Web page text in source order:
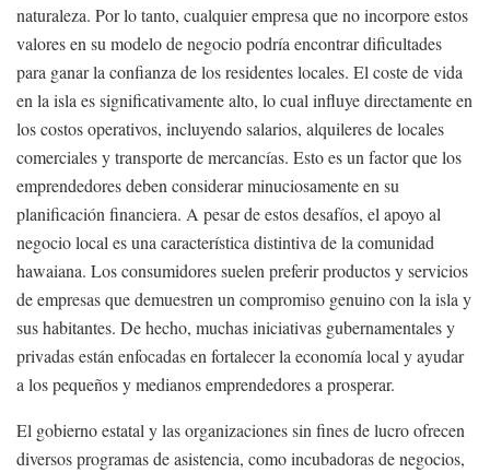
naturaleza. Por lo tanto, cualquier empresa que no incorpore estos
valores en su modelo de negocio podría encontrar dificultades
para ganar la confianza de los residentes locales. El coste de vida
en la isla es significativamente alto, lo cual influye directamente en
los costos operativos, incluyendo salarios, alquileres de locales
comerciales y transporte de mercancías. Esto es un factor que los
emprendedores deben considerar minuciosamente en su
planificación financiera. A pesar de estos desafíos, el apoyo al
negocio local es una característica distintiva de la comunidad
hawaiana. Los consumidores suelen preferir productos y servicios
de empresas que demuestren un compromiso genuino con la isla y
sus habitantes. De hecho, muchas iniciativas gubernamentales y
privadas están enfocadas en fortalecer la economía local y ayudar
a los pequeños y medianos emprendedores a prosperar.
El gobierno estatal y las organizaciones sin fines de lucro ofrecen
diversos programas de asistencia, como incubadoras de negocios,